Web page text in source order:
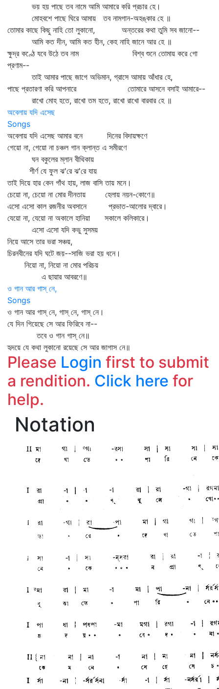
ভয় হয় পাছে তব নামে আমি আমারে করি প্রচার হে।
মোহবশে পাছে ঘিরে আমায় তব নামগান-অহঙ্কার হে ॥
তোমার কাছে কিছু নাহি তো লুকানো, অন্তরের কথা তুমি সব জানো--
আমি কত দীন, আমি কত হীন, কেহ নাহি জানে আর হে ॥
ক্ষুদ্র কণ্ঠে যবে উঠে তব নাম বিশ্ব শুনে তোমায় করে গো
প্রণাম--
তাই আমার পাছে জাগে অভিমান, গ্রাসে আমায় আঁধার হে,
পাছে প্রতারণা করি আপনারে তোমারে আসনে বসাই আমারে--
রাখো মোহ হতে, রাখো তম হতে, রাখো রাখো বারবার হে ॥
অবেলায় যদি এসেছ
Songs
অবেলায় যদি এসেছ আমার বনে দিনের বিদায়ক্ষণে
গেয়ো না, গেয়ো না চঞ্চল গান ক্লান্ত এ সমীরণে
ঘন বকুলের ম্লান বীথিকায়
শীর্ণ যে ফুল ঝ'রে ঝ'রে যায়
তাই দিয়ে হার কেন গাঁথ হায়, লাজ বাসি তায় মনে।
চেয়ো না, চেয়ো না মোর দীনতায় হেলায় নয়ন-কোণে॥
এসো এসো কাল রজনীর অবসানে প্রভাত-আলোর দ্বারে।
যেয়ো না, যেয়ো না অকালে হানিয়া সকালে কলিকারে।
এসো এসো যদি কভু সুসময়
নিয়ে আসে তার ভরা সঞ্চয়,
চিরনবীনের যদি ঘটে জয়--সাজি ভরা হয় ধনে।
নিয়ো না, নিয়ো না মোর পরিচয়
এ ছায়ার আবরণে॥
ও গান আর গাস্ নে,
Songs
ও গান আর গাস্‌ নে, গাস্‌ নে, গাস্‌ নে।
যে দিন গিয়েছে সে আর ফিরিবে না--
তবে ও গান গাস্‌ নে॥
হৃদয়ে যে কথা লুকানো রয়েছে সে আর জাগাস নে॥
Please Login first to submit
a rendition. Click here for
help.
Notation